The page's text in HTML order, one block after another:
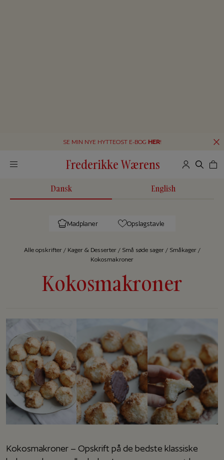
SE MIN NYE HYTTEOST E-BOG HER!
Frederikke Wærens
Dansk English
Madplaner Opslagstavle
Alle op­skrif­ter/ Kager & Desserter/ Små søde sager/ Småkager/
Kokosmakroner
Kokosmakroner
Kokosmakroner – Opskrift på de bedste klassiske